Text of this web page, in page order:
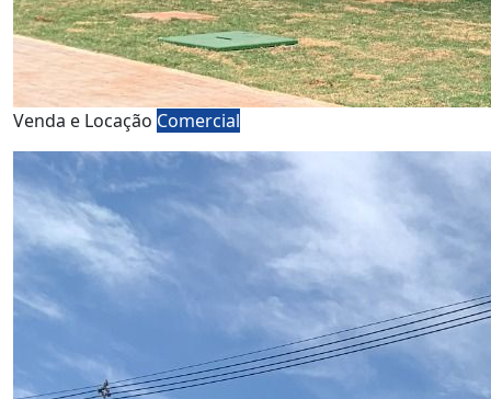
Venda e Locação Comercial